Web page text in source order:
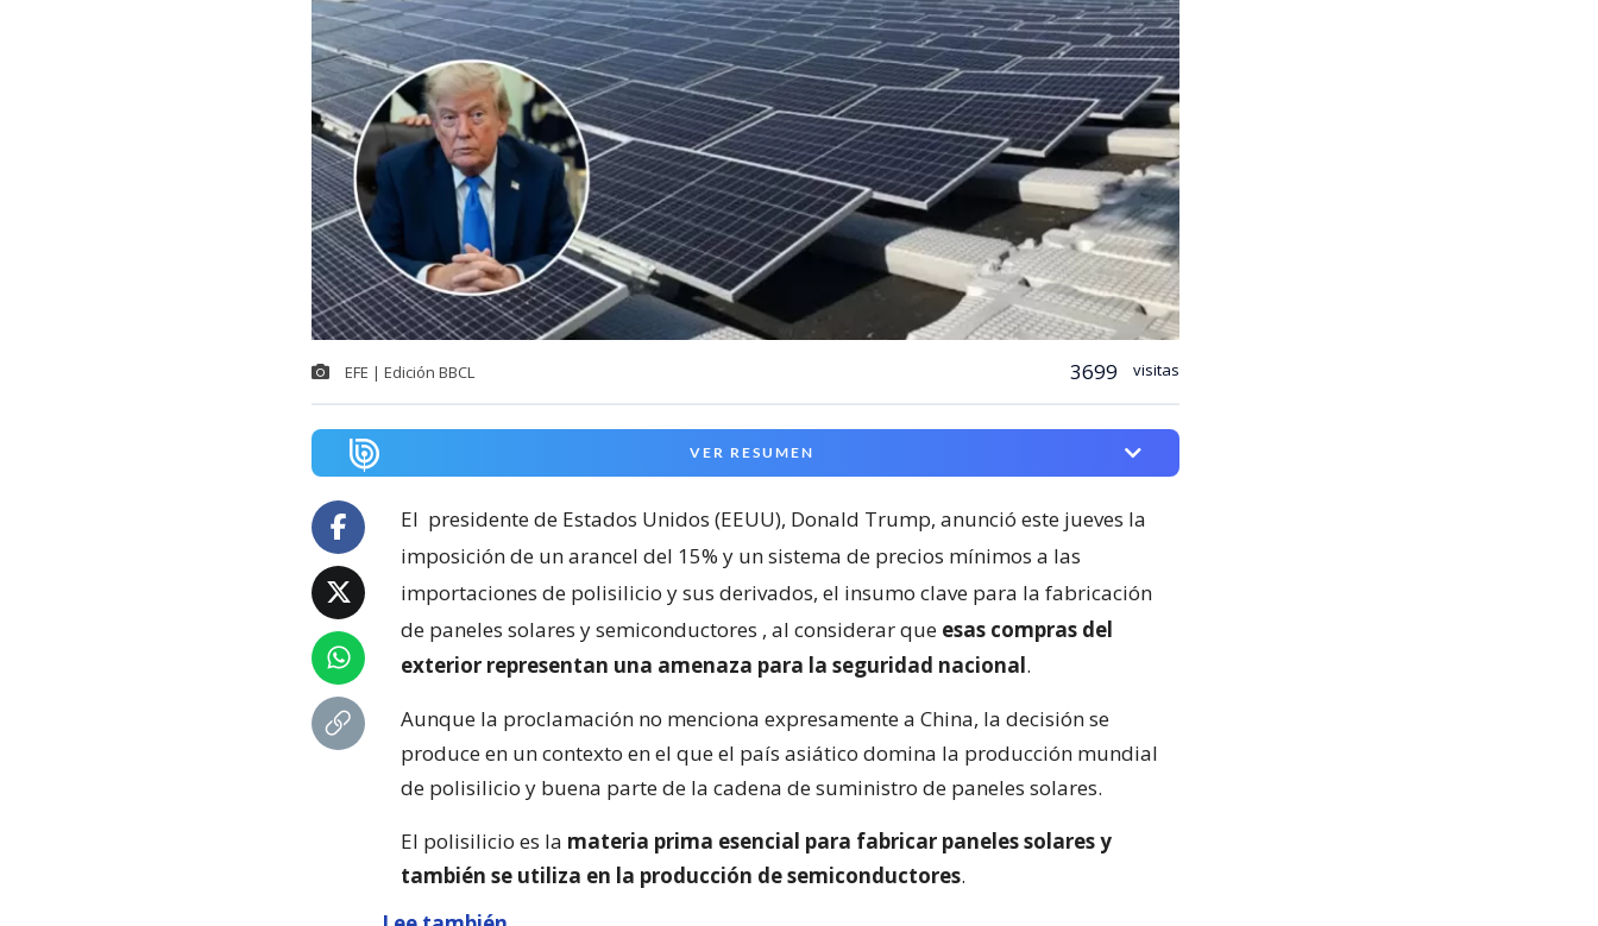
EFE | Edición BBCL 3699 visitas
VER RESUMEN
El presidente de Estados Unidos (EEUU), Donald Trump, anunció este jueves la
imposición de un arancel del 15% y un sistema de precios mínimos a las
importaciones de polisilicio y sus derivados, el insumo clave para la fabricación
de paneles solares y semiconductores , al considerar que esas compras del
exterior representan una amenaza para la seguridad nacional.
Aunque la proclamación no menciona expresamente a China, la decisión se
produce en un contexto en el que el país asiático domina la producción mundial
de polisilicio y buena parte de la cadena de suministro de paneles solares.
El polisilicio es la materia prima esencial para fabricar paneles solares y
también se utiliza en la producción de semiconductores.